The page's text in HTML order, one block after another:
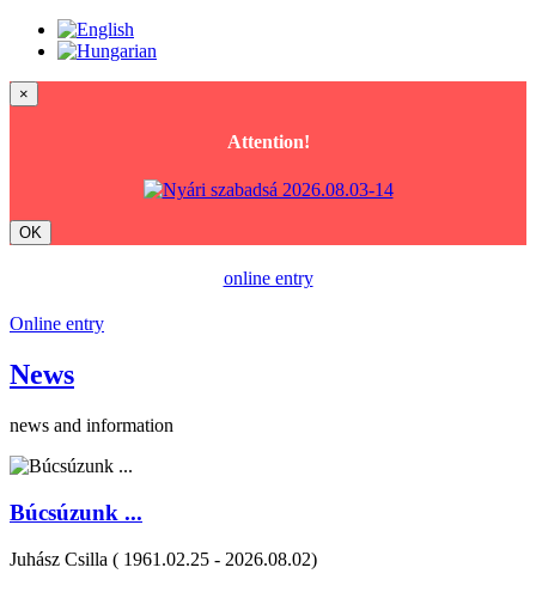
×
Attention!
OK
online entry
Online entry
News
news and information
Búcsúzunk ...
Juhász Csilla ( 1961.02.25 - 2026.08.02)